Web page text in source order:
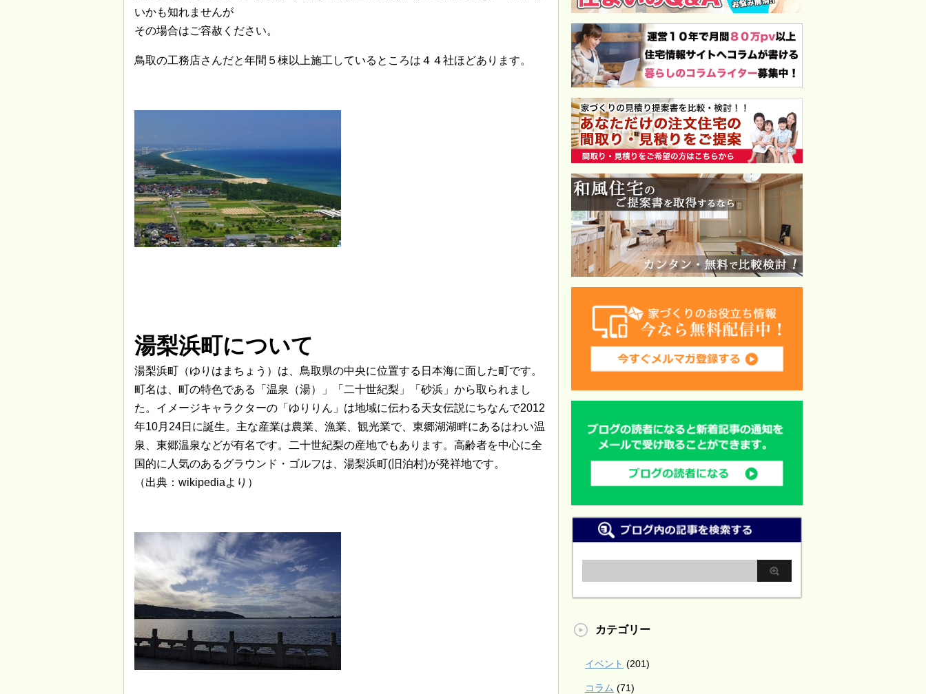
いかも知れませんが
その場合はご容赦ください。
鳥取の工務店さんだと年間５棟以上施工しているところは４４社ほどあります。
湯梨浜町について
湯梨浜町（ゆりはまちょう）は、鳥取県の中央に位置する日本海に面した町です。
町名は、町の特色である「温泉（湯）」「二十世紀梨」「砂浜」から取られまし
た。イメージキャラクターの「ゆりりん」は地域に伝わる天女伝説にちなんで2012
年10月24日に誕生。主な産業は農業、漁業、観光業で、東郷湖湖畔にあるはわい温
泉、東郷温泉などが有名です。二十世紀梨の産地でもあります。高齢者を中心に全
国的に人気のあるグラウンド・ゴルフは、湯梨浜町(旧泊村)が発祥地です。
（出典：wikipediaより）
カテゴリー
イベント (201)
コラム (71)